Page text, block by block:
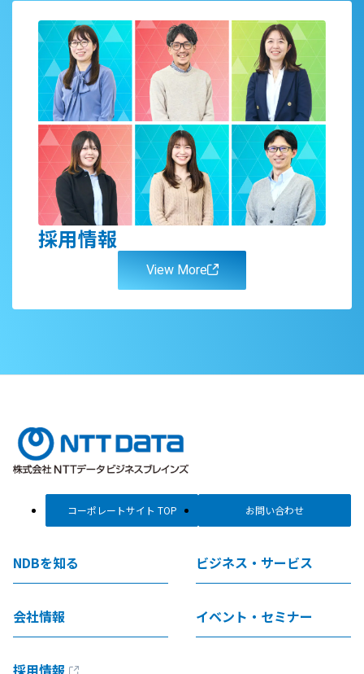
採用情報
View More
コーポレートサイト TOP お問い合わせ
NDBを知る ビジネス・サービス
会社情報 イベント・セミナー
採用情報